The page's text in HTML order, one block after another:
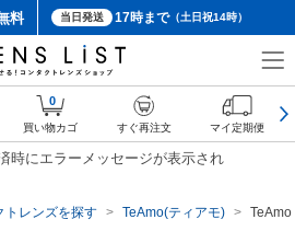
料 当日発送 17時まで（土日祝14時）
時にエラーメッセージが表示され
トレンズを探す TeAmo(ティアモ)
0
買い物カゴ すぐ再注文 マイ定期便
ーポン詳細